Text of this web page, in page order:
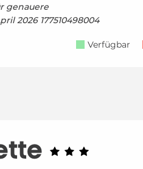
genauere
2026 177510498004
Verfügbar